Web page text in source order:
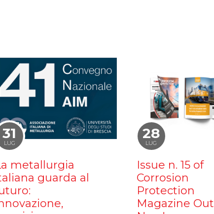
31
LUG
metallurgia
guarda al
28
LUG
Issue n. 15 of
Corrosion
Protection
Magazine Out